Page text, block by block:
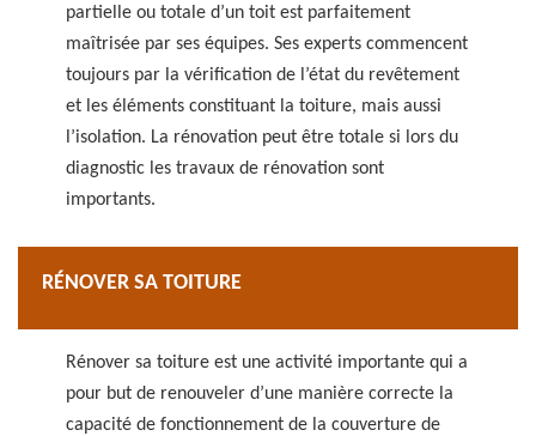
partielle ou totale d’un toit est parfaitement
maîtrisée par ses équipes. Ses experts commencent
toujours par la vérification de l’état du revêtement
et les éléments constituant la toiture, mais aussi
l’isolation. La rénovation peut être totale si lors du
diagnostic les travaux de rénovation sont
importants.
RÉNOVER SA TOITURE
Rénover sa toiture est une activité importante qui a
pour but de renouveler d’une manière correcte la
capacité de fonctionnement de la couverture de